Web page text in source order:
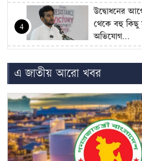
4
উদ্বোধনের
থেকে বহু কিছু
অভিযোগ…
5
বিশেষ ক্ষমতা
হবে: আইনমন্ত্রী
6
বিএনপি
পাচ্ছে: নাহিদ
7
রোম
আটকে বিমানের
এ জাতীয় আরো খবর